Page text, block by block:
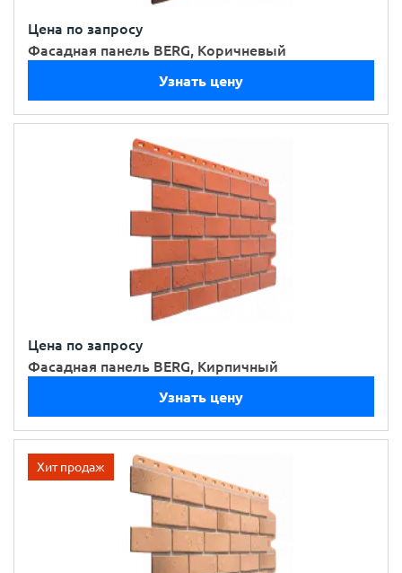
Цена по запросу
Фасадная панель BERG, Коричневый
Узнать цену
Цена по запросу
Фасадная панель BERG, Кирпичный
Узнать цену
Хит продаж